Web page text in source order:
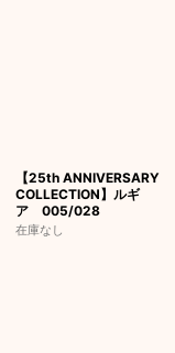
【25th ANNIVERSARY
COLLECTION】ルギ
ア 005/028
在庫なし